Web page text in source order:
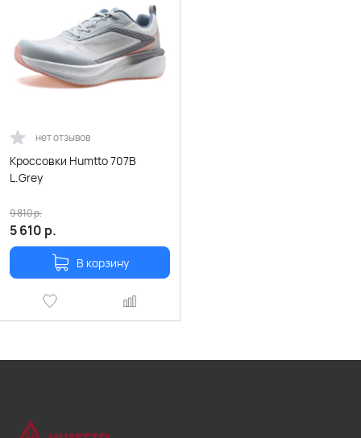
нет отзывов
Кроссовки Humtto 707B
L.Grey
5 610 р.
9 810р.
В корзину